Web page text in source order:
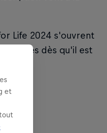
Life 2024 s'ouvrent
dès qu'il est
et